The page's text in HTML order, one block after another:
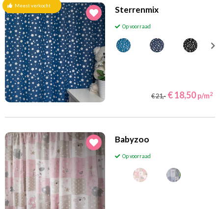
Meest verkocht Sterrenmix
Op voorraad
€ 21,- € 18,50 p/m2
Babyzoo
Op voorraad